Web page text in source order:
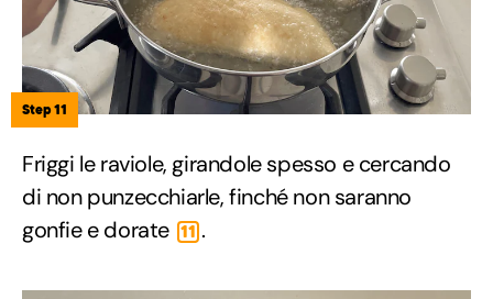
Step 11
Friggi le raviole, girandole spesso e cercando
di non punzecchiarle, finché non saranno
gonfie e dorate 11 .